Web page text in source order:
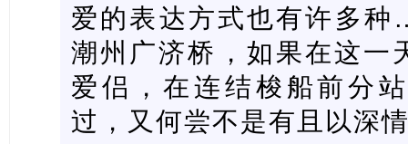
爱的表达方式也有许多
潮州广济桥，如果在这一
爱侣，在连结梭船前分
过，又何尝不是有且以深